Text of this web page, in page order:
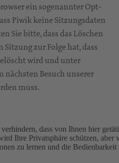
ein sogenannter Opt-
Piwik keine Sitzungsdaten
Sie bitte, dass das Löschen
zur Folge hat, dass
wird und unter
Besuch unserer
muss.